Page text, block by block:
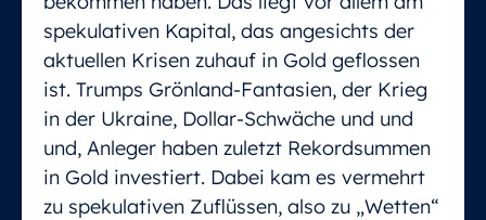
spekulativen Kapital, das angesichts der
aktuellen Krisen zuhauf in Gold geflossen
ist. Trumps Grönland-Fantasien, der Krieg
in der Ukraine, Dollar-Schwäche und und
und, Anleger haben zuletzt Rekordsummen
in Gold investiert. Dabei kam es vermehrt
zu spekulativen Zuflüssen, also zu „Wetten“